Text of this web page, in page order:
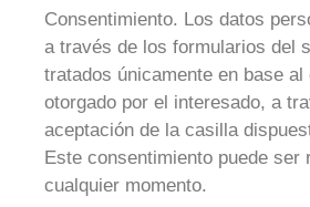
Consentimiento. Los datos
a través de los formularios del
tratados únicamente en base
otorgado por el interesado, a
aceptación de la casilla
Este consentimiento puede ser
cualquier momento.